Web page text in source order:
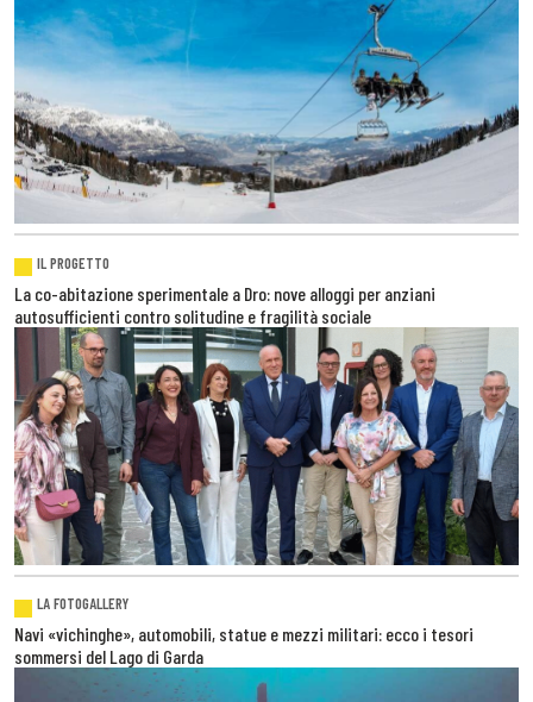
IL PROGETTO
La co-abitazione sperimentale a Dro: nove alloggi per anziani
autosufficienti contro solitudine e fragilità sociale
LA FOTOGALLERY
Navi «vichinghe», automobili, statue e mezzi militari: ecco i tesori
sommersi del Lago di Garda